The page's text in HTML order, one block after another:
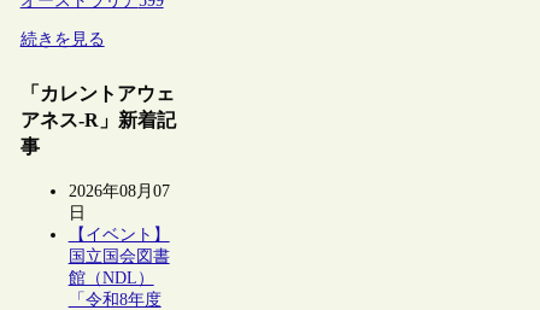
続きを見る
「カレントアウェ
アネス-R」新着記
事
2026年08月07
日
【イベント】
国立国会図書
館（NDL）
「令和8年度